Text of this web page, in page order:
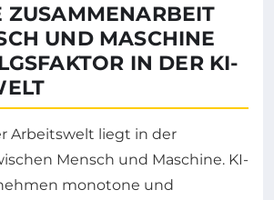
ZUSAMMENARBEIT
UND MASCHINE
IN DER KI-
Arbeitswelt liegt in der
Mensch und Maschine. KI-
monotone und